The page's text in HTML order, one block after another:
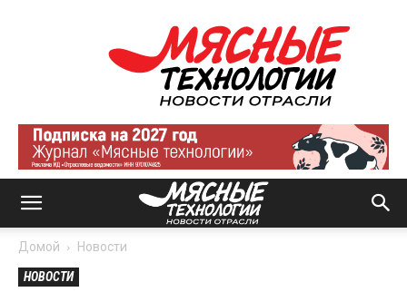
Мясные
технологии
|
Новости
отрасли
Домой Новости
НОВОСТИ